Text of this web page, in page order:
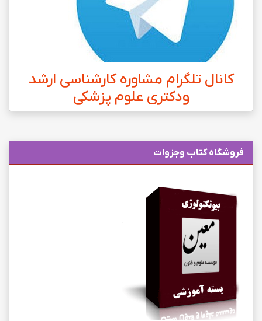
کانال تلگرام مشاوره کارشناسی ارشد
ودکتری علوم پزشکی
فروشگاه کتاب وجزوات